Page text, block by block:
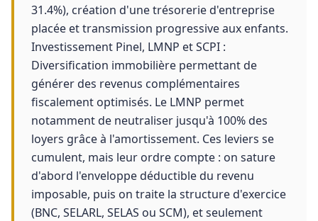
31.4%), création d'une trésorerie d'entreprise
placée et transmission progressive aux enfants.
Investissement Pinel, LMNP et SCPI :
Diversification immobilière permettant de
générer des revenus complémentaires
fiscalement optimisés. Le LMNP permet
notamment de neutraliser jusqu'à 100% des
loyers grâce à l'amortissement. Ces leviers se
cumulent, mais leur ordre compte : on sature
d'abord l'enveloppe déductible du revenu
imposable, puis on traite la structure d'exercice
(BNC, SELARL, SELAS ou SCM), et seulement